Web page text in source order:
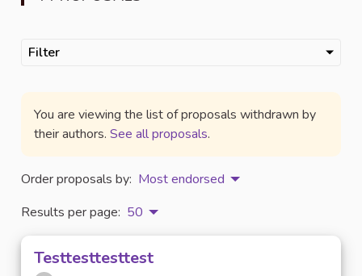
Filter
You are viewing the list of proposals withdrawn by
their authors. See all proposals.
Order proposals by: Most endorsed
Results per page: 50
Testtesttesttest